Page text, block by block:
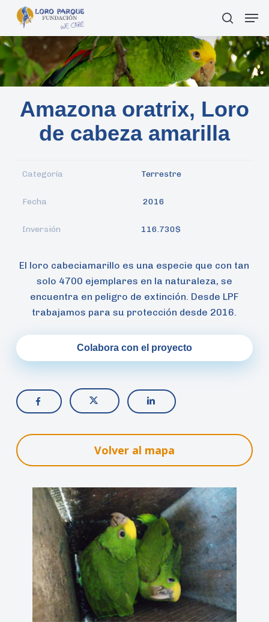
main
content
Buscar
Amazona oratrix, Loro
de cabeza amarilla
Categoría Terrestre
Fecha 2016
Inversión 116.730$
El loro cabeciamarillo es una especie que con tan
solo 4700 ejemplares en la naturaleza, se
encuentra en peligro de extinción. Desde LPF
trabajamos para su protección desde 2016.
Colabora con el proyecto
Volver al mapa